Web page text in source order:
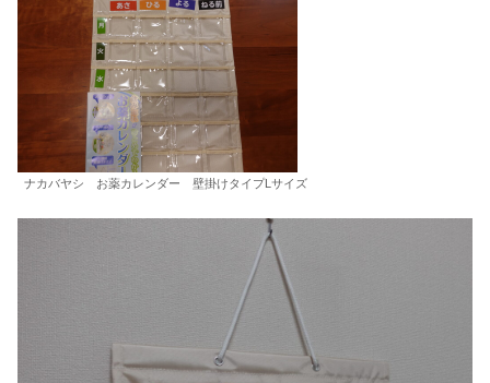
ナカバヤシ お薬カレンダー 壁掛けタイプLサイズ